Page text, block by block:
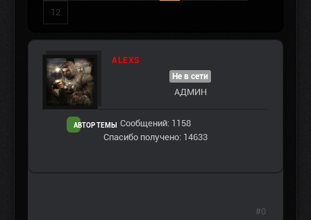
12
ALEXS
АВТОР ТЕМЫ
Не в сети
АДМИН
Сообщений: 1158
Спасибо получено: 14633
#0